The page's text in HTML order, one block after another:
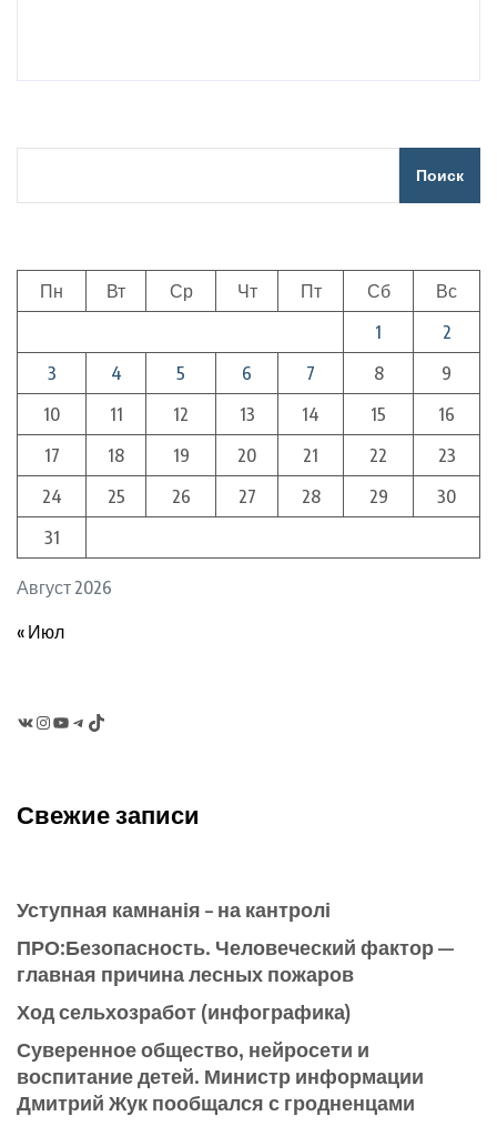
Поиск
Август 2026
Пн Вт Ср Чт Пт Сб
Вс
1
2
3
4 5 6 7 8
9
10
11 12 13 14 15
16
17
18 19 20 21 22
23
24
25 26 27 28 29
30
31
« Июл
Instagram
YouTubeTelegram
TikTok
Свежие записи
Уступная камнанія – на кантролі
ПРО:Безопасность. Человеческий фактор —
главная причина лесных пожаров
Ход сельхозработ (инфографика)
Суверенное общество, нейросети и
воспитание детей. Министр информации
Дмитрий Жук пообщался с гродненцами